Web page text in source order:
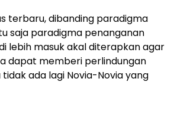
terbaru, dibanding paradigma
saja paradigma penanganan
lebih masuk akal diterapkan agar
dapat memberi perlindungan
ada lagi Novia-Novia yang